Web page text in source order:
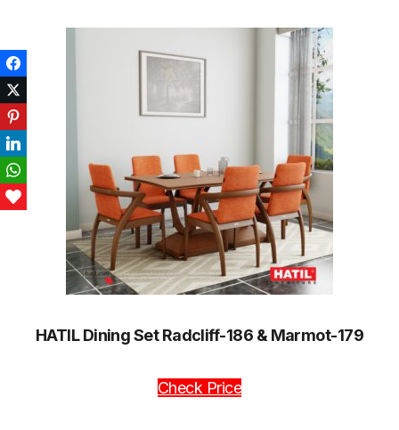
HATIL Dining Set Radcliff-186 & Marmot-179
Check Price